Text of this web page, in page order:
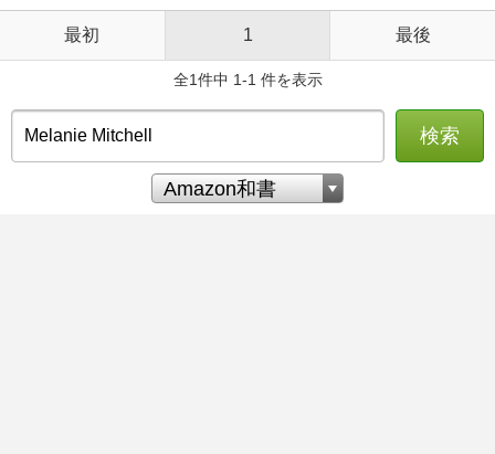
最初 1 最後
全1件中 1-1 件を表示
検索